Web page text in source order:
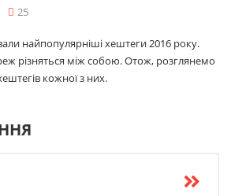
25
найпопулярніші хештеги 2016 року.
різняться між собою. Отож, розглянемо
кожної з них.